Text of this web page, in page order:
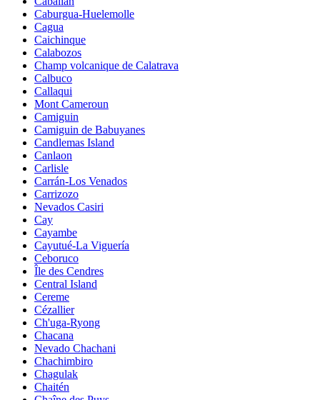
Caburgua-Huelemolle
Cagua
Caichinque
Calabozos
Champ volcanique de Calatrava
Calbuco
Callaqui
Mont Cameroun
Camiguin
Camiguin de Babuyanes
Candlemas Island
Canlaon
Carlisle
Carrán-Los Venados
Carrizozo
Nevados Casiri
Cay
Cayambe
Cayutué-La Viguería
Ceboruco
Île des Cendres
Central Island
Cereme
Cézallier
Ch'uga-Ryong
Chacana
Nevado Chachani
Chachimbiro
Chagulak
Chaitén